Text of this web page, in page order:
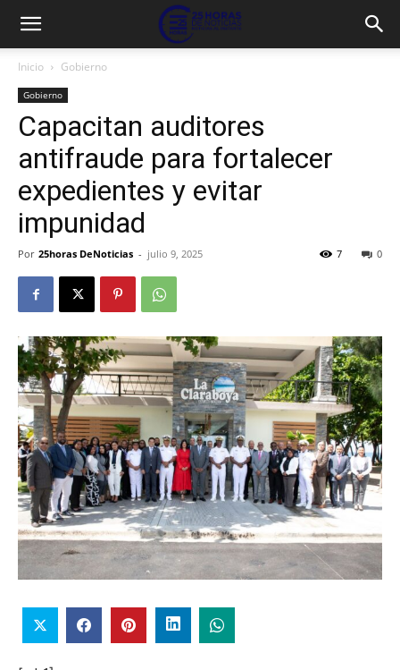
Inicio Gobierno
Gobierno
Capacitan auditores
antifraude para fortalecer
expedientes y evitar
impunidad
Por 25horas DeNoticias - julio 9, 2025 0
7